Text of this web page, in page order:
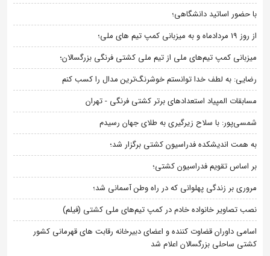
با حضور اساتید دانشگاهی؛
از روز 19 مردادماه و به میزبانی کمپ تیم های ملی؛
میزبانی کمپ تیم‌های ملی از تیم ملی کشتی فرنگی بزرگسالان؛
رضایی: به لطف خدا توانستم خوشرنگ‌ترین مدال را کسب کنم
مسابقات المپیاد استعدادهای برتر کشتی فرنگی - تهران
شمسی‌پور: با سلاح زیرگیری به طلای جهان رسیدم
به همت اندیشکده فدراسیون کشتی برگزار شد؛
بر اساس تقویم فدراسیون کشتی؛
مروری بر زندگی پهلوانی که در راه وطن آسمانی شد؛
نصب تصاویر خانواده خادم در کمپ تیم‌های ملی کشتی (فیلم)
اسامی داوران قضاوت کننده و اعضای دبیرخانه رقابت های قهرمانی کشور
کشتی ساحلی بزرگسالان اعلام شد